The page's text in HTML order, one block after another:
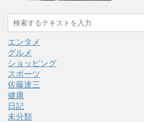
エンタメ
グルメ
ショッピング
スポーツ
佐藤達三
健康
日記
未分類